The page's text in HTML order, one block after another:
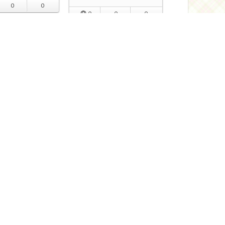
0 0
0 0 0